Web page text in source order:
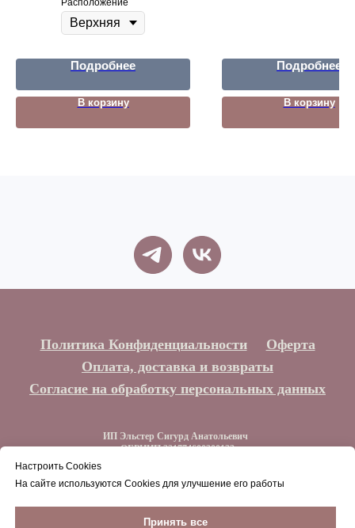
Настроить Cookies
На сайте используются Cookies для улучшение его работы
Принять все
Подробнее
В корзину
Подробнее
В корзину
Политика Конфиденциальности
Оферта
Оплата, доставка и возвраты
Согласие на обработку персональных данных
ИП Эльстер Сигурд Анатольевич
ОГРНИП 321774600300132
Наверх